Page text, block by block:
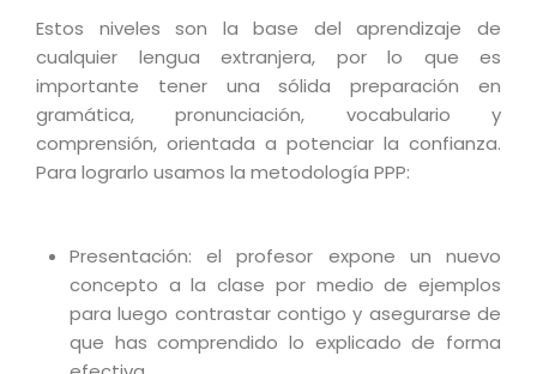
Estos niveles son la base del aprendizaje de
cualquier lengua extranjera, por lo que es
importante tener una sólida preparación en
gramática, pronunciación, vocabulario y
comprensión, orientada a potenciar la confianza.
Para lograrlo usamos la metodología PPP:
Presentación: el profesor expone un nuevo
concepto a la clase por medio de ejemplos
para luego contrastar contigo y asegurarse de
que has comprendido lo explicado de forma